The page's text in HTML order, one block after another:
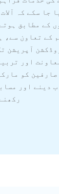
جا سکے کہ
کے مطابق
کے تعاون سے،
آپریشن
اور
صارفین کو
دینے اور